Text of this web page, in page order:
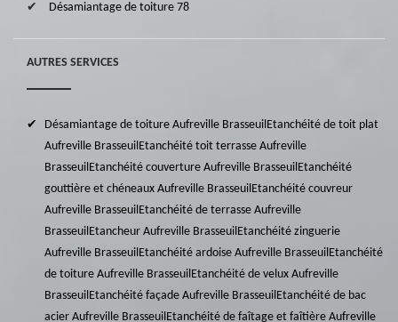
Désamiantage de toiture 78
AUTRES SERVICES
Désamiantage de toiture Aufreville BrasseuilEtanchéité de toit plat
Aufreville BrasseuilEtanchéité toit terrasse Aufreville
BrasseuilEtanchéité couverture Aufreville BrasseuilEtanchéité
gouttière et chéneaux Aufreville BrasseuilEtanchéité couvreur
Aufreville BrasseuilEtanchéité de terrasse Aufreville
BrasseuilEtancheur Aufreville BrasseuilEtanchéité zinguerie
Aufreville BrasseuilEtanchéité ardoise Aufreville BrasseuilEtanchéité
de toiture Aufreville BrasseuilEtanchéité de velux Aufreville
BrasseuilEtanchéité façade Aufreville BrasseuilEtanchéité de bac
acier Aufreville BrasseuilEtanchéité de faîtage et faîtière Aufreville